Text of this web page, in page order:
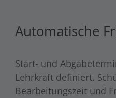
Automatische
Start- und
Lehrkraft definiert.
Bearbeitungszeit und